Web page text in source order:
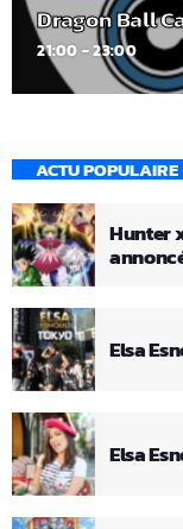
Dragon Ball
21:00 - 23:00
ACTU POPULAIRE
Hunter
Elsa
Elsa